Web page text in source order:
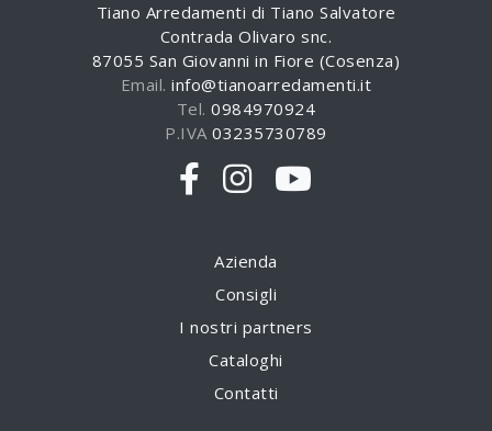
Tiano Arredamenti di Tiano Salvatore
Contrada Olivaro snc.
87055 San Giovanni in Fiore (Cosenza)
Email.info@tianoarredamenti.it
Tel.0984970924
P.IVA03235730789
Azienda
Consigli
I nostri partners
Cataloghi
Contatti